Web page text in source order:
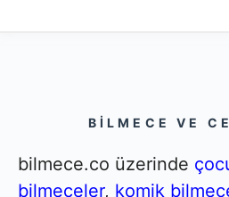
BILMECE VE
bilmece.co üzerinde
bilmeceler, komik